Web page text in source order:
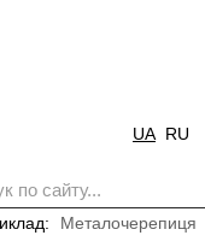
Металочерепиця
UA RU